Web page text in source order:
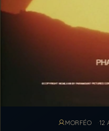
MORFÉO 12